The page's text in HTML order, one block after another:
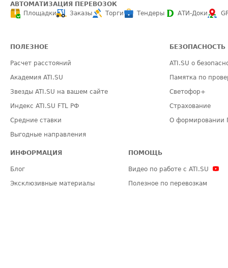
АВТОМАТИЗАЦИЯ ПЕРЕВОЗОК
Площадки
Заказы Торги Тендеры АТИ-Доки
ПОЛЕЗНОЕ
Расчет расстояний
Академия ATI.SU
Звезды ATI.SU на вашем сайте
Индекс ATI.SU FTL РФ
Средние ставки
Выгодные направления
БЕЗОПАСНОСТЬ
ATI.SU о
Памятка по
Светофор+
Страхование
О формировании
ИНФОРМАЦИЯ
Блог
Эксклюзивные материалы
ПОМОЩЬ
Видео по работе с ATI.SU
Полезное по перевозкам